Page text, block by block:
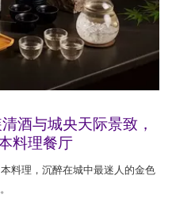
酒与城央天际景致，
料理餐厅
料理，沉醉在城中最迷人的金色